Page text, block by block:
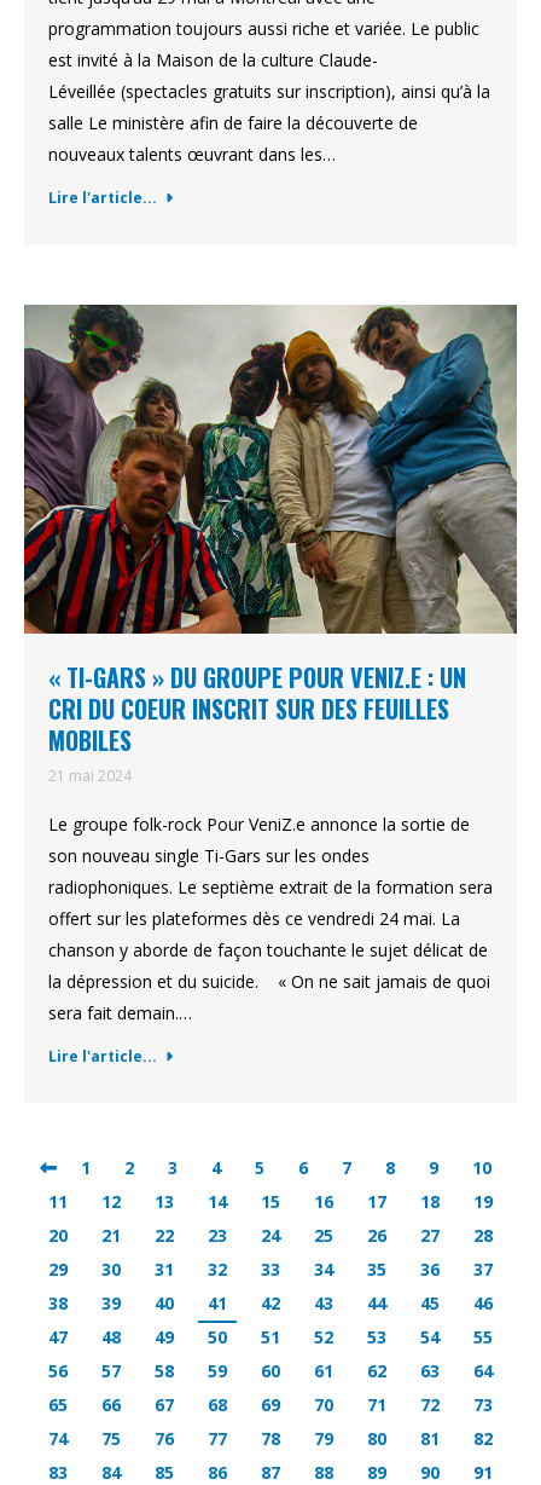
programmation toujours aussi riche et variée. Le public
est invité à la Maison de la culture Claude-
Léveillée (spectacles gratuits sur inscription), ainsi qu’à la
salle Le ministère afin de faire la découverte de
nouveaux talents œuvrant dans les…
Lire l'article...
« TI-GARS » DU GROUPE POUR VENIZ.E : UN
CRI DU COEUR INSCRIT SUR DES FEUILLES
MOBILES
21 mai 2024
Le groupe folk-rock Pour VeniZ.e annonce la sortie de
son nouveau single Ti-Gars sur les ondes
radiophoniques. Le septième extrait de la formation sera
offert sur les plateformes dès ce vendredi 24 mai. La
chanson y aborde de façon touchante le sujet délicat de
la dépression et du suicide. « On ne sait jamais de quoi
sera fait demain.…
Lire l'article...
1 2 3 4 5 6 7 8 9
10
11
12 13 14 15 16 17 18
19
20
21 22 23 24 25 26 27
28
29
30 31 32 33 34 35 36
37
38
39 40 41 42 43 44 45
46
47
48 49 50 51 52 53 54
55
56
57 58 59 60 61 62 63
64
65
66 67 68 69 70 71 72
73
74
75 76 77 78 79 80 81
82
83
84 85 86 87 88 89 90
91